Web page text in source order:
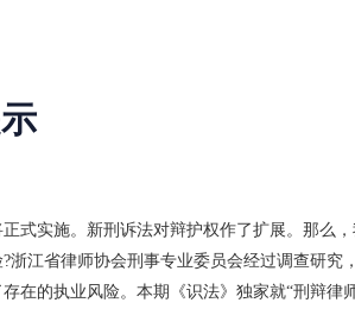
式实施。新刑诉法对辩护权作了扩展。那么
江省律师协会刑事专业委员会经过调查研究
在的执业风险。本期《识法》独家就“刑辩律